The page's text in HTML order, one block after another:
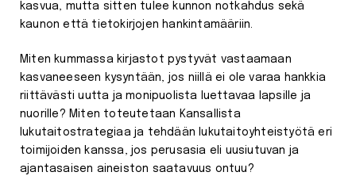
kasvua, mutta sitten tulee kunnon notkahdus sekä
kaunon että tietokirjojen hankintamääriin.
Miten kummassa kirjastot pystyvät vastaamaan
kasvaneeseen kysyntään, jos niillä ei ole varaa hankkia
riittävästi uutta ja monipuolista luettavaa lapsille ja
nuorille? Miten toteutetaan Kansallista
lukutaitostrategiaa ja tehdään lukutaitoyhteistyötä eri
toimijoiden kanssa, jos perusasia eli uusiutuvan ja
ajantasaisen aineiston saatavuus ontuu?